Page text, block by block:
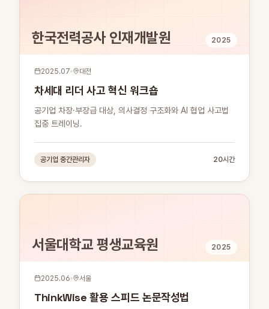
한국전력공사 인재개발원 2025
2025.07 대전
차세대 리더 사고 혁신 워크숍
공기업 차장·부장급 대상, 의사결정 구조화와 AI 협업 사고법
집중 트레이닝.
공기업 중간관리자 20시간
서울대학교 평생교육원 2025
2025.06 서울
ThinkWise 활용 스피드 논문작성법